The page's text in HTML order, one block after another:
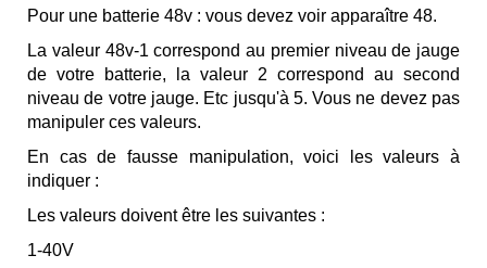
Pour une batterie 48v : vous devez voir apparaître 48.
La valeur 48v-1 correspond au premier niveau de jauge
de votre batterie, la valeur 2 correspond au second
niveau de votre jauge. Etc jusqu'à 5. Vous ne devez pas
manipuler ces valeurs.
En cas de fausse manipulation, voici les valeurs à
indiquer :
Les valeurs doivent être les suivantes :
1-40V